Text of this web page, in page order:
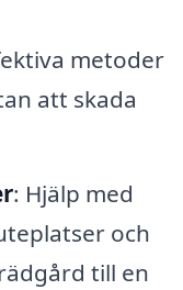
metoder
att skada
: Hjälp med
och
till en